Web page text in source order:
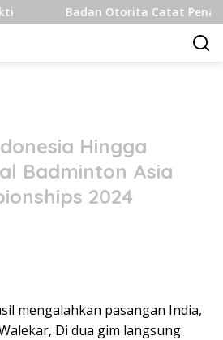
Badan Otorita Catat Penanaman
Hingga
Badminton Asia
2024
mengalahkan pasangan India,
Di dua gim langsung.